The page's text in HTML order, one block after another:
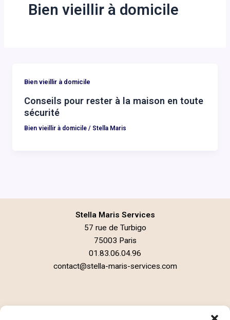
Bien vieillir à domicile
Bien vieillir à domicile
Conseils pour rester à la maison en toute
sécurité
Bien vieillir à domicile / Stella Maris
Stella Maris Services
57 rue de Turbigo
75003 Paris
01.83.06.04.96
contact@stella-maris-services.com